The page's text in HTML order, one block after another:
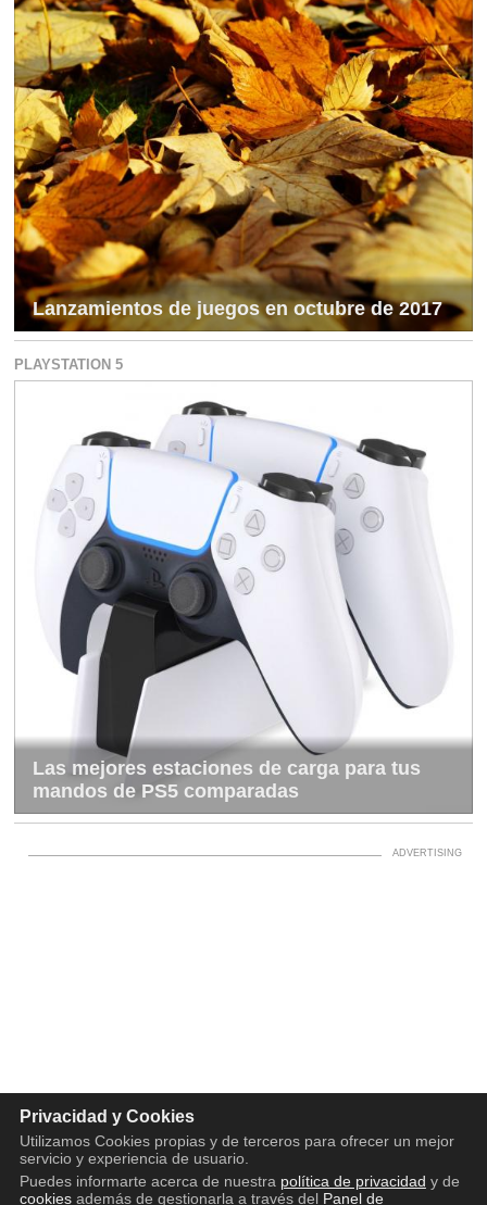
Lanzamientos de juegos en octubre de 2017
PLAYSTATION 5
Las mejores estaciones de carga para tus
mandos de PS5 comparadas
Privacidad y Cookies
Utilizamos Cookies propias y de terceros para ofrecer un mejor
servicio y experiencia de usuario.
Puedes informarte acerca de nuestra política de privacidad y de
cookiesademás de gestionarla a través del Panel de